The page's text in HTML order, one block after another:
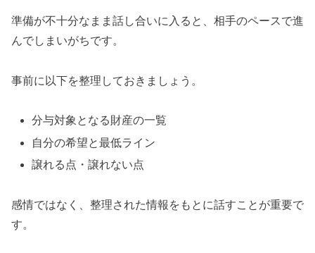
準備が不十分なまま話し合いに入ると、相手のペースで進
んでしまいがちです。
事前に以下を整理しておきましょう。
分与対象となる財産の一覧
自分の希望と最低ライン
譲れる点・譲れない点
感情ではなく、整理された情報をもとに話すことが重要で
す。